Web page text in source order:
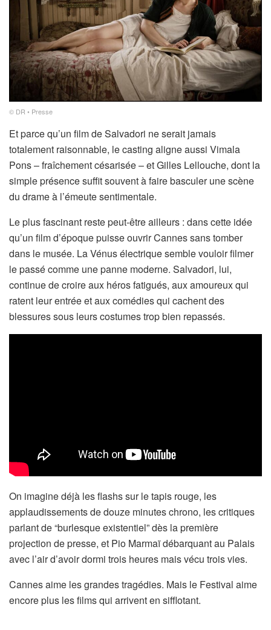
© DR • Presse
Et parce qu’un film de Salvadori ne serait jamais
totalement raisonnable, le casting aligne aussi Vimala
Pons – fraîchement césarisée – et Gilles Lellouche, dont la
simple présence suffit souvent à faire basculer une scène
du drame à l’émeute sentimentale.
Le plus fascinant reste peut-être ailleurs : dans cette idée
qu’un film d’époque puisse ouvrir Cannes sans tomber
dans le musée. La Vénus électrique semble vouloir filmer
le passé comme une panne moderne. Salvadori, lui,
continue de croire aux héros fatigués, aux amoureux qui
ratent leur entrée et aux comédies qui cachent des
blessures sous leurs costumes trop bien repassés.
On imagine déjà les flashs sur le tapis rouge, les
applaudissements de douze minutes chrono, les critiques
parlant de “burlesque existentiel” dès la première
projection de presse, et Pio Marmaï débarquant au Palais
avec l’air d’avoir dormi trois heures mais vécu trois vies.
Cannes aime les grandes tragédies. Mais le Festival aime
encore plus les films qui arrivent en sifflotant.